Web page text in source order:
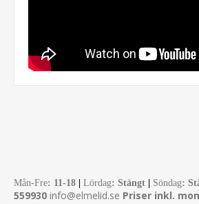
Mån-Fre: 11-18 Lördag: Stängt Söndag:
559930 info@elmelid.se Priser inkl.